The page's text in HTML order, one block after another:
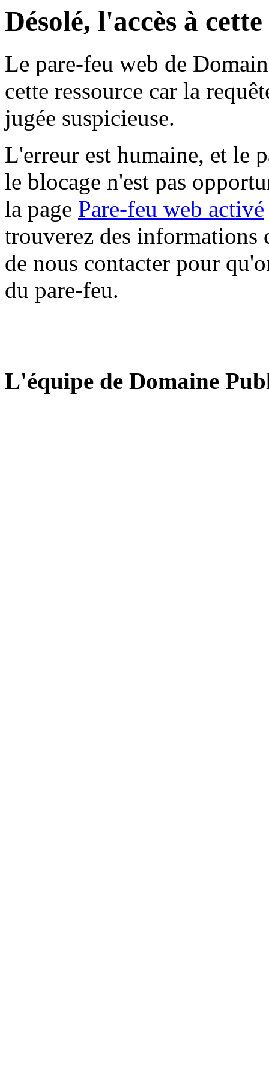
Désolé, l'accès à
Le pare-feu web de
cette ressource car la
jugée suspicieuse.
L'erreur est humaine, et le
le blocage n'est pas
la page Pare-feu web activé
trouverez des informations
de nous contacter pour
du pare-feu.
L'équipe de Domaine